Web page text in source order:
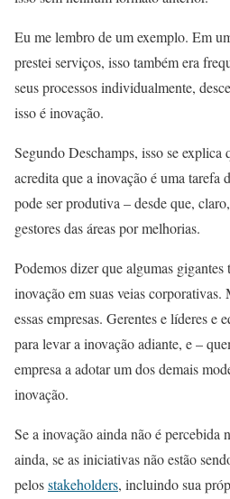
Eu me lembro de um exemplo. Em
prestei serviços, isso também era
seus processos individualmente,
isso é inovação.
Segundo Deschamps, isso se explica
acredita que a inovação é uma tarefa
pode ser produtiva – desde que,
gestores das áreas por melhorias.
Podemos dizer que algumas
inovação em suas veias corporativas.
essas empresas. Gerentes e líderes e
para levar a inovação adiante, e –
empresa a adotar um dos demais
inovação.
Se a inovação ainda não é percebida
ainda, se as iniciativas não estão
pelosstakeholders, incluindo sua